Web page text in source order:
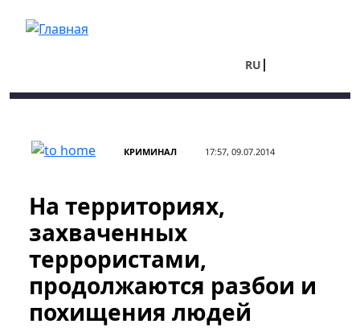
RU
КРИМИНАЛ 17:57, 09.07.2014
На территориях,
захваченных
террористами,
продолжаются разбои и
похищения людей